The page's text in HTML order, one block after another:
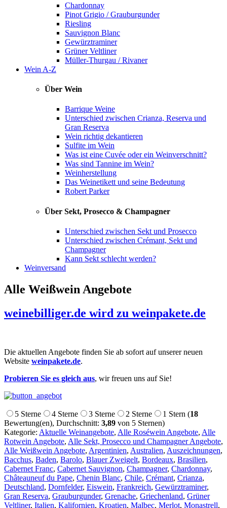
Chardonnay
Pinot Grigio / Grauburgunder
Riesling
Sauvignon Blanc
Gewürztraminer
Grüner Veltliner
Müller-Thurgau / Rivaner
Wein A-Z
Über Wein
Barrique Weine
Unterschied zwischen Crianza, Reserva und
Gran Reserva
Wein richtig dekantieren
Sulfite im Wein
Was ist eine Cuvée oder ein Weinverschnitt?
Was sind Tannine im Wein?
Weinherstellung
Das Weinetikett und seine Bedeutung
Robert Parker
Über Sekt, Prosecco & Champagner
Unterschied zwischen Sekt und Prosecco
Unterschied zwischen Crémant, Sekt und
Champagner
Kann Sekt schlecht werden?
Weinversand
Alle Weißwein Angebote
weinebilliger.de wird zu weinpakete.de
Die aktuellen Angebote finden Sie ab sofort auf unserer neuen
Website weinpakete.de.
Probieren Sie es gleich aus, wir freuen uns auf Sie!
5 Sterne 4 Sterne 3 Sterne 2 Sterne 1 Stern (18
Bewertung(en), Durchschnitt: 3,89 von 5 Sternen)
Kategorie: Aktuelle Weinangebote, Alle Roséwein Angebote, Alle
Rotwein Angebote, Alle Sekt, Prosecco und Champagner Angebote,
Alle Weißwein Angebote, Argentinien, Australien, Auszeichnungen,
Bacchus, Baden, Barolo, Blauer Zweigelt, Bordeaux, Brasilien,
Cabernet Franc, Cabernet Sauvignon, Champagner, Chardonnay,
Châteauneuf du Pape, Chenin Blanc, Chile, Crémant, Crianza,
Deutschland, Dornfelder, Eiswein, Frankreich, Gewürztraminer,
Gran Reserva, Grauburgunder, Grenache, Griechenland, Grüner
Veltliner, Italien, Kalifornien, Kroatien, Malbec, Merlot, Monastrell,